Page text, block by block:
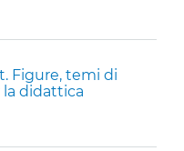
Figure, temi di
didattica